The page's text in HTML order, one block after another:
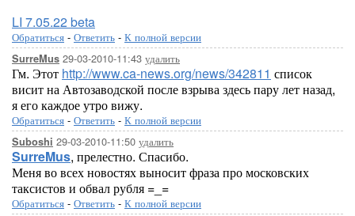
LI 7.05.22 beta
Обратиться - Ответить - К полной версии
SurreMus 29-03-2010-11:43 удалить
Гм. Этот http://www.ca-news.org/news/342811 список
висит на Автозаводской после взрыва здесь пару лет назад,
я его каждое утро вижу.
Обратиться - Ответить - К полной версии
Suboshi 29-03-2010-11:50 удалить
SurreMus, прелестно. Спасибо.
Меня во всех новостях выносит фраза про московских
таксистов и обвал рубля =_=
Обратиться - Ответить - К полной версии